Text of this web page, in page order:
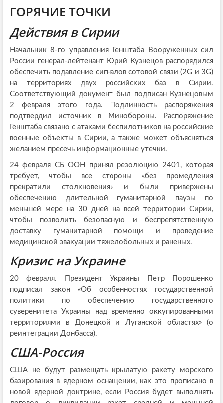
ГОРЯЧИЕ ТОЧКИ
Действия в Сирии
Начальник 8-го управления Генштаба Вооруженных сил
России генерал-лейтенант Юрий Кузнецов распорядился
обеспечить подавление сигналов сотовой связи (2G и 3G)
на территориях двух российских баз в Сирии.
Соответствующий документ был подписан Кузнецовым
2 февраля этого года. Подлинность распоряжения
подтвердил источник в Минобороны. Распоряжение
Генштаба связано с атаками беспилотников на российские
военные объекты в Сирии, а также может объясняться
желанием пресечь информационные утечки.
24 февраля СБ ООН принял резолюцию 2401, которая
требует, чтобы все стороны «без промедления
прекратили столкновения» и были привержены
обеспечению длительной гуманитарной паузы по
меньшей мере на 30 дней на всей территории Сирии,
чтобы позволить безопасную и беспрепятственную
доставку гуманитарной помощи и проведение
медицинской эвакуации тяжелобольных и раненых.
Кризис на Украине
20 февраля. Президент Украины Петр Порошенко
подписал закон «Об особенностях государственной
политики по обеспечению государственного
суверенитета Украины над временно оккупированными
территориями в Донецкой и Луганской областях» (о
реинтеграции Донбасса).
США-Россия
США не будут размещать крылатую ракету морского
базирования в ядерном оснащении, как это прописано в
новой ядерной доктрине, если Россия будет выполнять